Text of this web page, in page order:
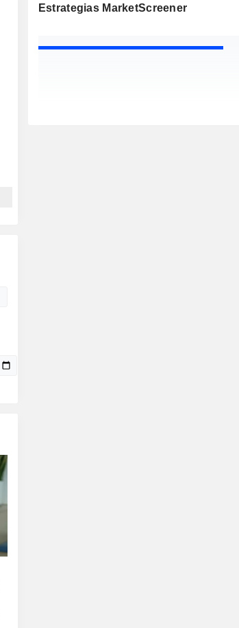
Estrategias MarketScreener